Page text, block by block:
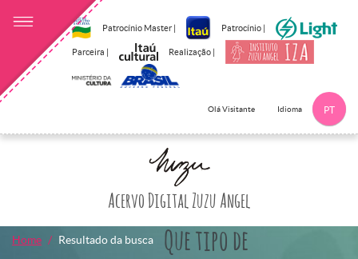
Patrocínio Master | Patrocínio |
Parceira | Realização |
Olá Visitante Idioma PT
Acervo Digital Zuzu Angel
Que tipo de
Home Resultado da busca